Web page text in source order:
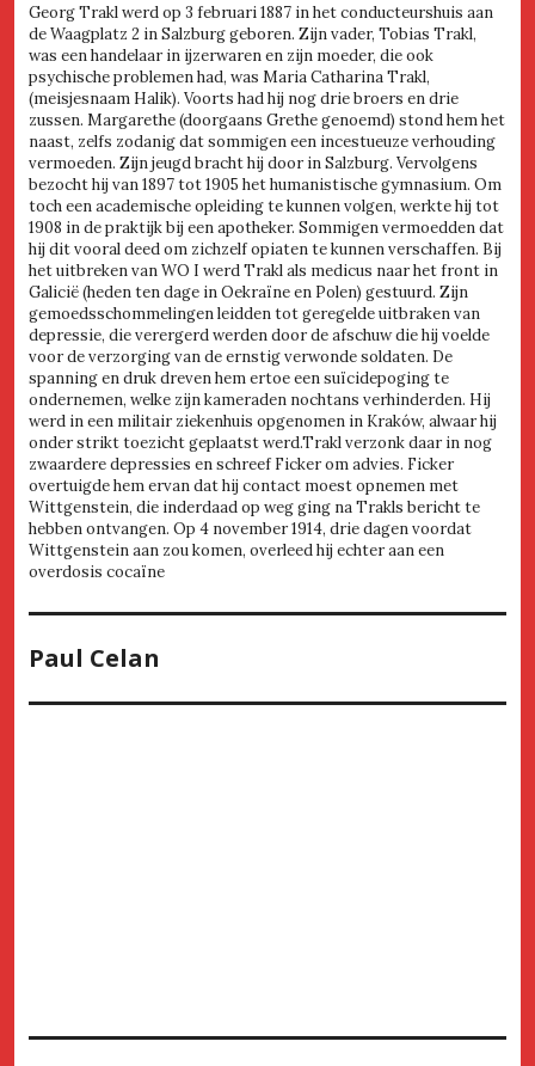
Georg Trakl werd op 3 februari 1887 in het conducteurshuis aan
de Waagplatz 2 in Salzburg geboren. Zijn vader, Tobias Trakl,
was een handelaar in ijzerwaren en zijn moeder, die ook
psychische problemen had, was Maria Catharina Trakl,
(meisjesnaam Halik). Voorts had hij nog drie broers en drie
zussen. Margarethe (doorgaans Grethe genoemd) stond hem het
naast, zelfs zodanig dat sommigen een incestueuze verhouding
vermoeden. Zijn jeugd bracht hij door in Salzburg. Vervolgens
bezocht hij van 1897 tot 1905 het humanistische gymnasium. Om
toch een academische opleiding te kunnen volgen, werkte hij tot
1908 in de praktijk bij een apotheker. Sommigen vermoedden dat
hij dit vooral deed om zichzelf opiaten te kunnen verschaffen. Bij
het uitbreken van WO I werd Trakl als medicus naar het front in
Galicië (heden ten dage in Oekraïne en Polen) gestuurd. Zijn
gemoedsschommelingen leidden tot geregelde uitbraken van
depressie, die verergerd werden door de afschuw die hij voelde
voor de verzorging van de ernstig verwonde soldaten. De
spanning en druk dreven hem ertoe een suïcidepoging te
ondernemen, welke zijn kameraden nochtans verhinderden. Hij
werd in een militair ziekenhuis opgenomen in Kraków, alwaar hij
onder strikt toezicht geplaatst werd.Trakl verzonk daar in nog
zwaardere depressies en schreef Ficker om advies. Ficker
overtuigde hem ervan dat hij contact moest opnemen met
Wittgenstein, die inderdaad op weg ging na Trakls bericht te
hebben ontvangen. Op 4 november 1914, drie dagen voordat
Wittgenstein aan zou komen, overleed hij echter aan een
overdosis cocaïne
Paul Celan